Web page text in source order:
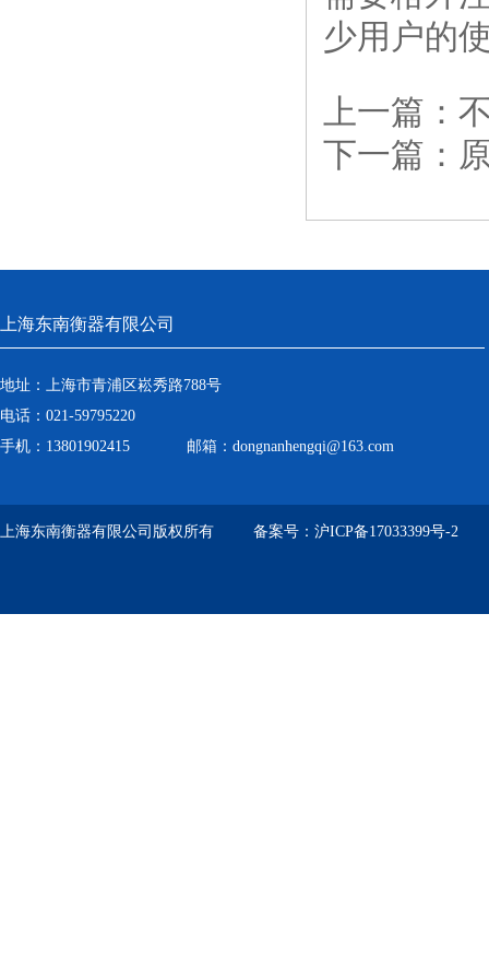
少用户的
上一篇：
下一篇：
上海东南衡器有限公司
地址：上海市青浦区崧秀路788号
电话：021-59795220
手机：13801902415 邮箱：dongnanhengqi@163.com
上海东南衡器有限公司版权所有 备案号： 沪ICP备17033399号-2